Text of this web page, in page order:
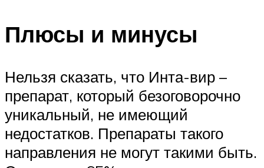
Плюсы и минусы
Нельзя сказать, что Инта-вир –
препарат, который безоговорочно
уникальный, не имеющий
недостатков. Препараты такого
направления не могут такими быть.